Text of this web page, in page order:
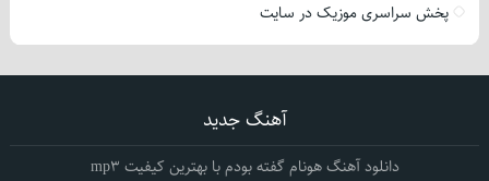
پخش سراسری موزیک در سایت
آهنگ جدید
دانلود آهنگ هونام گفته بودم با بهترین کیفیت mp3